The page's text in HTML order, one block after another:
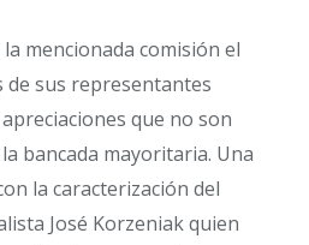
mencionada comisión el
de sus representantes
que no son
bancada mayoritaria. Una
la caracterización del
José Korzeniak quien